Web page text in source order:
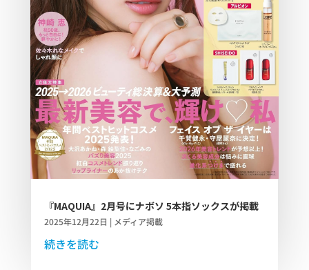
『MAQUIA』2月号にナボソ 5本指ソックスが掲載
2025年12月22日 | メディア掲載
続きを読む